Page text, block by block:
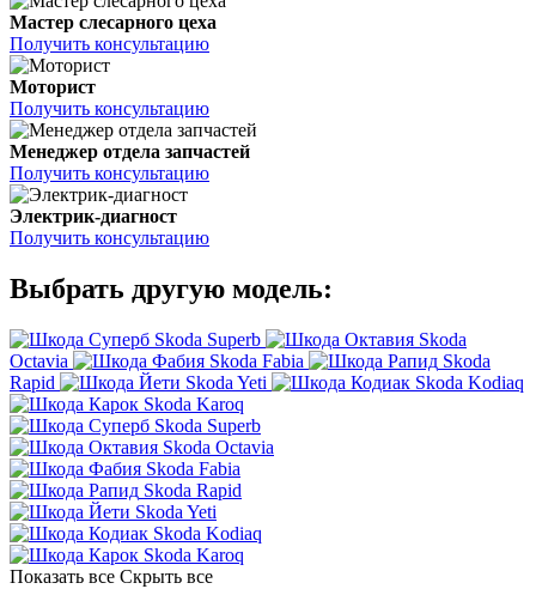
Мастер слесарного цеха
Получить консультацию
Моторист
Получить консультацию
Менеджер отдела запчастей
Получить консультацию
Электрик-диагност
Получить консультацию
Выбрать другую модель:
Skoda Superb
Skoda
Octavia
Skoda Fabia
Skoda
Rapid
Skoda Yeti
Skoda Kodiaq
Skoda Karoq
Skoda Superb
Skoda Octavia
Skoda Fabia
Skoda Rapid
Skoda Yeti
Skoda Kodiaq
Skoda Karoq
Показать все Скрыть все